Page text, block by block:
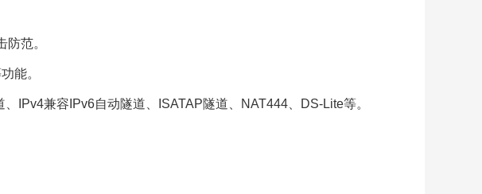
范。
能。
IPv4兼容IPv6自动隧道、ISATAP隧道、NAT444、DS-Lite等。